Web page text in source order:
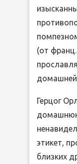
(от
Герцог
этикет,
близких